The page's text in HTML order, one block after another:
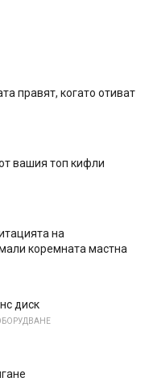
правят, когато отиват
вашия топ кифли
на
коремната мастна
диск